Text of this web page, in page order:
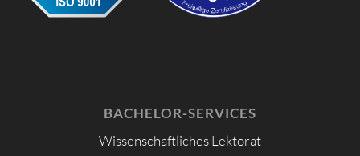
BACHELOR-SERVICES
Wissenschaftliches Lektorat